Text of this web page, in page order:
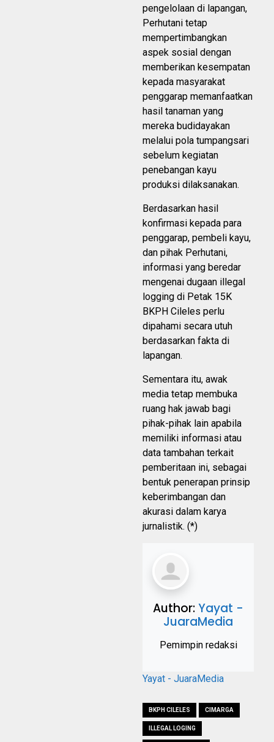
pengelolaan di lapangan,
Perhutani tetap
mempertimbangkan
aspek sosial dengan
memberikan kesempatan
kepada masyarakat
penggarap memanfaatkan
hasil tanaman yang
mereka budidayakan
melalui pola tumpangsari
sebelum kegiatan
penebangan kayu
produksi dilaksanakan.
Berdasarkan hasil
konfirmasi kepada para
penggarap, pembeli kayu,
dan pihak Perhutani,
informasi yang beredar
mengenai dugaan illegal
logging di Petak 15K
BKPH Cileles perlu
dipahami secara utuh
berdasarkan fakta di
lapangan.
Sementara itu, awak
media tetap membuka
ruang hak jawab bagi
pihak-pihak lain apabila
memiliki informasi atau
data tambahan terkait
pemberitaan ini, sebagai
bentuk penerapan prinsip
keberimbangan dan
akurasi dalam karya
jurnalistik. (*)
Author:Yayat -
JuaraMedia
Pemimpin redaksi
Yayat - JuaraMedia
BKPH CILELES CIMARGA
ILLEGAL LOGING